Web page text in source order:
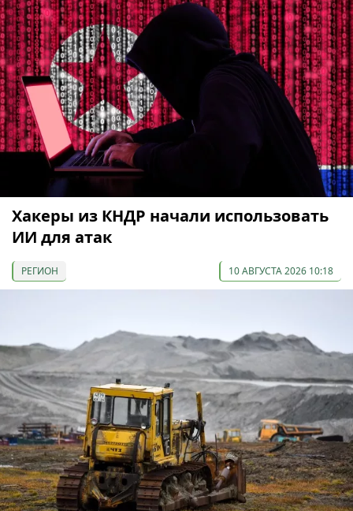
Хакеры из КНДР начали использовать
ИИ для атак
РЕГИОН 10 АВГУСТА 2026 10:18